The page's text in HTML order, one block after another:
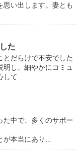
思い出します。妻とも
た
だらけで不安でした
し、細やかにコミュ
して…
た中で、多くのサポー
が本当にあり…